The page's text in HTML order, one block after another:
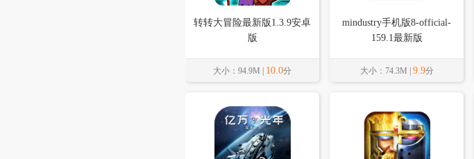
转转大冒险最新版1.3.9安卓
版
大小：94.9M | 10.0分
mindustry手机版8-official-
159.1最新版
大小：74.3M | 9.9分